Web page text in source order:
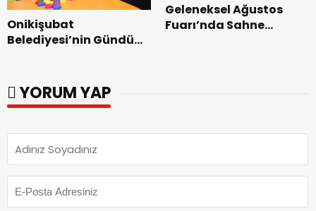
Onikişubat
Belediyesi’nin Gündüz
başladı.
Geleneksel Ağustos
Fuarı’nda Sahne
YORUM YAP